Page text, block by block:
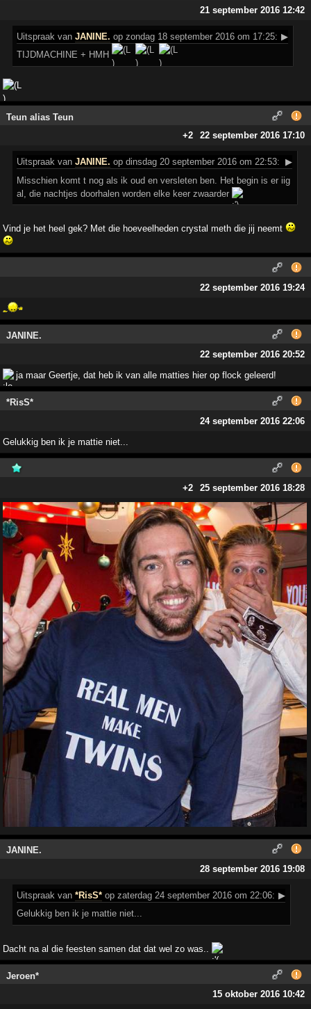
21 september 2016 12:42
Uitspraak vanJANINE. op zondag 18 september 2016 om 17:25: ▶
TIJDMACHINE + HMH
Teun alias Teun
+2
22 september 2016 17:10
Uitspraak vanJANINE. op dinsdag 20 september 2016 om 22:53:
▶
Misschien komt t nog als ik oud en versleten ben. Het begin is er iig
al, die nachtjes doorhalen worden elke keer zwaarder
Vind je het heel gek? Met die hoeveelheden crystal meth die jij neemt
22 september 2016 19:24
JANINE.
22 september 2016 20:52
ja maar Geertje, dat heb ik van alle matties hier op flock geleerd!
*RisS*
24 september 2016 22:06
Gelukkig ben ik je mattie niet...
+2 25 september 2016 18:28
JANINE.
28 september 2016 19:08
Uitspraak van*RisS* op zaterdag 24 september 2016 om 22:06: ▶
Gelukkig ben ik je mattie niet...
Dacht na al die feesten samen dat dat wel zo was..
Jeroen*
15 oktober 2016 10:42